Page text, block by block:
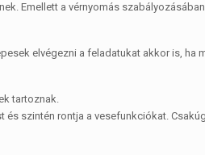
Emellett a vérnyomás
elvégezni a feladatukat akkor is, ha
tartoznak.
szintén rontja a vesefunkciókat.